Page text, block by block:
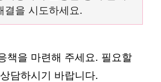
결을 시도하세요.
책을 마련해 주세요. 필요할
담하시기 바랍니다.